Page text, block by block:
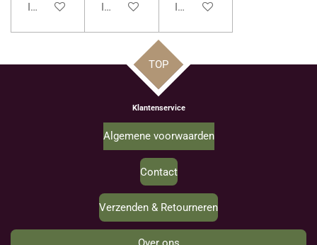
In winkelwagen In winkelwagen In winkelwagen
TOP
Klantenservice
Algemene voorwaarden
Contact
Verzenden & Retourneren